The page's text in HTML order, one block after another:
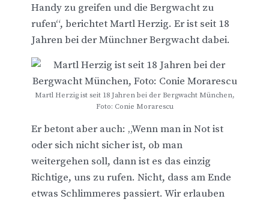
Handy zu greifen und die Bergwacht zu
rufen“, berichtet Martl Herzig. Er ist seit 18
Jahren bei der Münchner Bergwacht dabei.
Martl Herzig ist seit 18 Jahren bei der Bergwacht München,
Foto: Conie Morarescu
Er betont aber auch: „Wenn man in Not ist
oder sich nicht sicher ist, ob man
weitergehen soll, dann ist es das einzig
Richtige, uns zu rufen. Nicht, dass am Ende
etwas Schlimmeres passiert. Wir erlauben